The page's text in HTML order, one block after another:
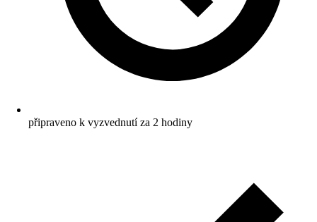
připraveno k vyzvednutí za 2 hodiny